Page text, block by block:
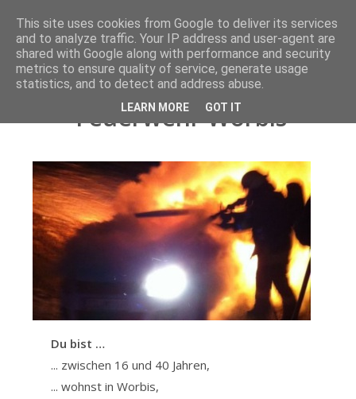
STARTSEITE
Interesse
Über uns
Fahrzeuge
Einsätze
Gerätehaus
Allgemeines
Impressum
Engagiere dich in der
Feuerwehr Worbis
Du bist …
... zwischen 16 und 40 Jahren,
... wohnst in Worbis,
This site uses cookies from Google to deliver its services
and to analyze traffic. Your IP address and user-agent are
shared with Google along with performance and security
metrics to ensure quality of service, generate usage
statistics, and to detect and address abuse.
LEARN MORE GOT IT